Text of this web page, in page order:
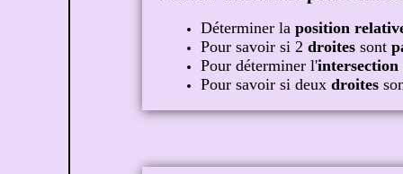
Déterminer la position
Pour savoir si 2 droites sont
Pour déterminer l'intersection
Pour savoir si deux droites